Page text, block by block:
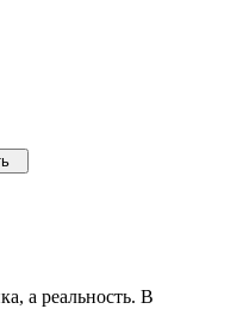
а реальность. В